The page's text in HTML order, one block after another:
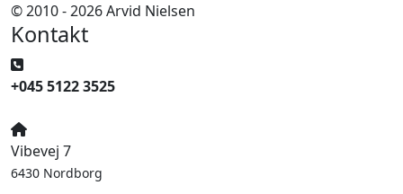
© 2010 - 2026 Arvid Nielsen
Kontakt
+045 5122 3525
Vibevej 7
6430 Nordborg